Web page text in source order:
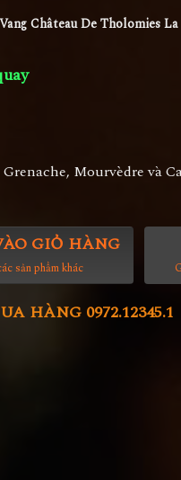
Château De Tholomies
Mourvèdre và
GIỎ HÀNG
sản phẩm khác
HÀNG 0972.12345.1